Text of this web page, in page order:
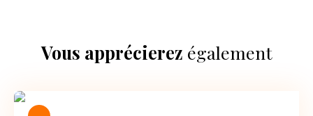
Vous apprécierez également